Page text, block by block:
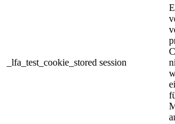
_lfa_test_cookie_stored session